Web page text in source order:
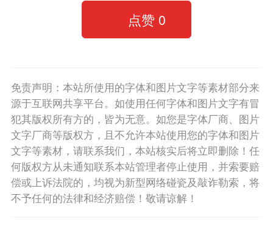
点赞 0
免责声明：本站所使用的字体和图片文字等素材部分来
源于互联网共享平台。如使用任何字体和图片文字有冒
犯其版权所有方的，皆为无意。如您是字体厂商、图片
文字厂商等版权方，且不允许本站使用您的字体和图片
文字等素材，请联系我们，本站核实后将立即删除！任
何版权方从未通知联系本站管理者停止使用，并索要赔
偿或上诉法院的，均视为新型网络碰瓷及敲诈勒索，将
不予任何的法律和经济赔偿！敬请谅解！